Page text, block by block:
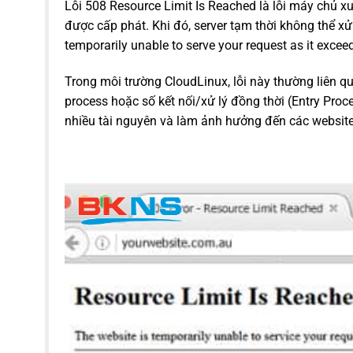
Lỗi 508 Resource Limit Is Reached là lỗi máy chủ
được cấp phát. Khi đó, server tạm thời không thể
temporarily unable to serve your request as it
Trong môi trường CloudLinux, lỗi này thường liên
process hoặc số kết nối/xử lý đồng thời (Entry
nhiều tài nguyên và làm ảnh hưởng đến các